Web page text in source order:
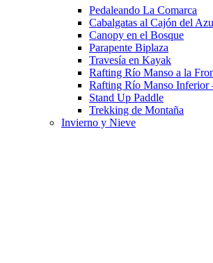
Pedaleando La Comarca
Cabalgatas al Cajón del
Canopy en el Bosque
Parapente Biplaza
Travesía en Kayak
Rafting Río Manso a la
Rafting Río Manso Inferior
Stand Up Paddle
Trekking de Montaña
Invierno y Nieve